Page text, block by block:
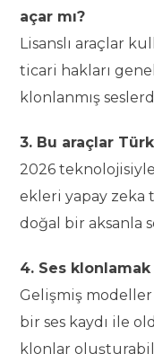
açar mı?
Lisanslı araçlar
ticari hakları
klonlanmış
3. Bu araçlar
2026
ekleri yapay zeka
doğal bir aksanla
4. Ses
Gelişmiş
bir ses kaydı ile
klonlar